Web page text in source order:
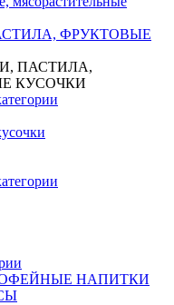
ФРУКТОВЫЕ
ПАСТИЛА,
КУСОЧКИ
НАПИТКИ